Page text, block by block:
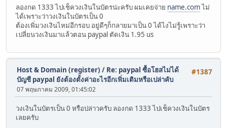
ลองกด 1333 ไปเช็ควงเงินในบัตรน่ะครับ ผมเคยจ่าย name.comไม่
ได้เพราะว่าวงเงินในบัตรเป็น 0
ต้องเพิ่มวงเงินไหม่อีกรอบ อยู่ดีๆก็กลายมาเป็น 0 ได้ไงไม่รู้เพราะว่า
เปลี่ยนวงเงินมาแล้วตอน paypal ตัดเงิน 1.95 us
#1387
Host & Domain (register) / Re: paypal ซื้อโฮสไม่ได้
บัญชี paypal ยังต้องตั้งค่าอะไรอีกเพิ่มเติมหรือเปล่าคับ
07 พฤษภาคม 2009, 01:45:02
วงเงินในบัตรเป็น 0 หรือปล่าวครับ ลองกด 1333 ไปเช็ควงเงินในบัตร
เลยครับ